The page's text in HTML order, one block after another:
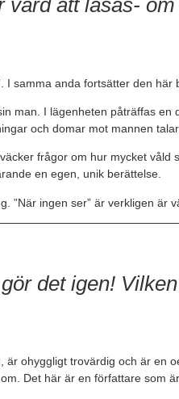
värd att läsas-
I samma anda fortsätter den här
man. I lägenheten påträffas
och domar mot mannen
frågor om hur mycket
en egen, unik berättelse.
”När ingen ser” är verkligen är
det igen!
ohyggligt trovärdig och är
Det här är en författare som